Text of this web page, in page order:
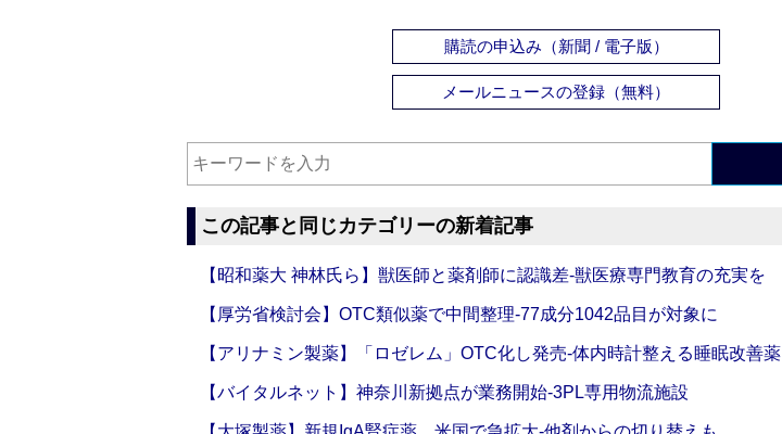
購読の申込み（新聞 / 電子版）
メールニュースの登録（無料）
この記事と同じカテゴリーの新着記事
【昭和薬大 神林氏ら】獣医師と薬剤師に認識差‐獣医療専門教育の充実を
【厚労省検討会】OTC類似薬で中間整理‐77成分1042品目が対象に
【アリナミン製薬】「ロゼレム」OTC化し発売‐体内時計整える睡眠改善薬
【バイタルネット】神奈川新拠点が業務開始‐3PL専用物流施設